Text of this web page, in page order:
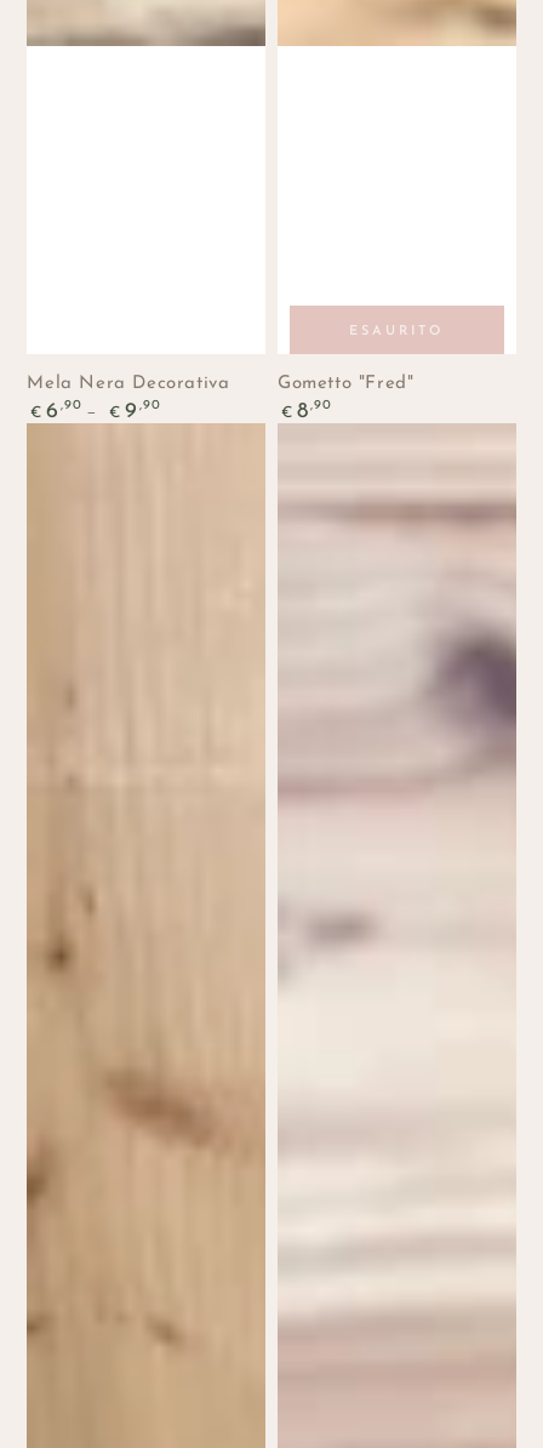
Mela Nera Decorativa
Prezzo
regolare
€ 6 ,90
€ 9 ,90
Gometto "Fred"
Prezzo
regolare
€ 8,90
ESAURITO